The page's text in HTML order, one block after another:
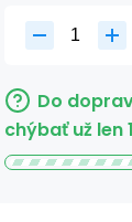
Do
chýbať už len